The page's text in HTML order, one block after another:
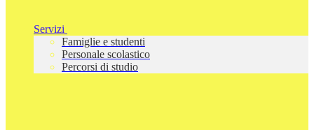
Servizi
Famiglie e studenti
Personale scolastico
Percorsi di studio